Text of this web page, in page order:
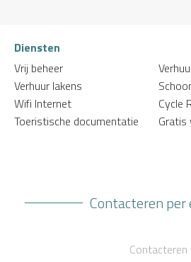
Diensten
Vrij beheer
Verhuur lakens
Wifi Internet
Toeristische documentatie
Cycle
Gratis
Contacteren per
Contacteren